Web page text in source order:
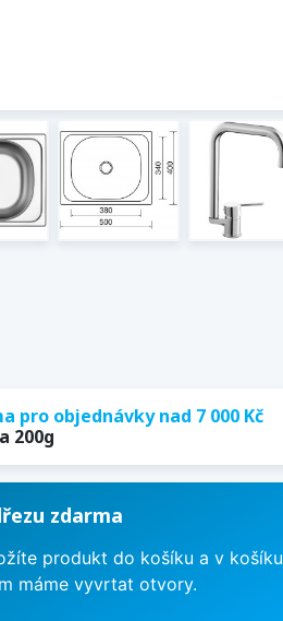
pro objednávky nad 7 000 Kč
200g
zdarma
produkt do košíku a v košíku
máme vyvrtat otvory.